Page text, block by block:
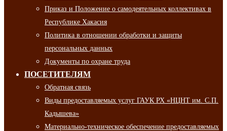
Приказ и Положение о самодеятельных коллективах в
Республике Хакасия
Политика в отношении обработки и защиты
персональных данных
Документы по охране труда
ПОСЕТИТЕЛЯМ
Обратная связь
Виды предоставляемых услуг ГАУК РХ «НЦНТ им. С.П.
Кадышева»
Материально-техническое обеспечение предоставляемых